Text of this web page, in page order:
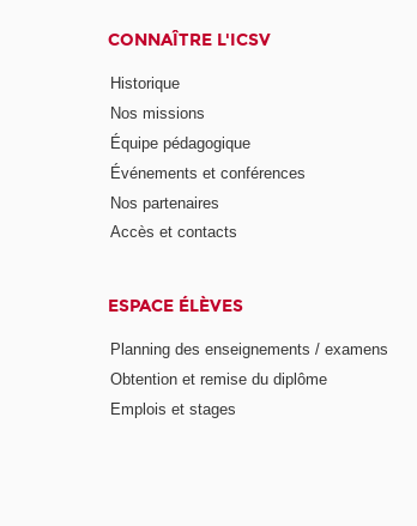
CONNAÎTRE L'ICSV
Historique
Nos missions
Équipe pédagogique
Événements et conférences
Nos partenaires
Accès et contacts
ESPACE ÉLÈVES
Planning des enseignements / examens
Obtention et remise du diplôme
Emplois et stages